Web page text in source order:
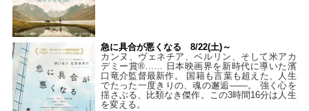
急に具合が悪くなる 8/22(土)～
カンヌ、ヴェネチア、ベルリン、そして米アカ
デミー賞®…… 日本映画界を新時代に導いた濱
口竜介監督最新作。 国籍も言葉も超えた、人生
でたった一度きりの、魂の邂逅――。 強く心を
揺さぶる、比類なき傑作。この3時間16分は人生
を変える。